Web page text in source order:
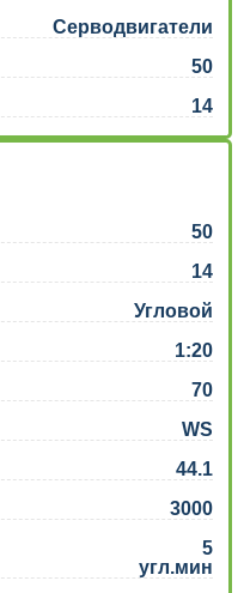
Серводвигатели
50
14
50
14
Угловой
1:20
70
WS
44.1
3000
5
угл.мин